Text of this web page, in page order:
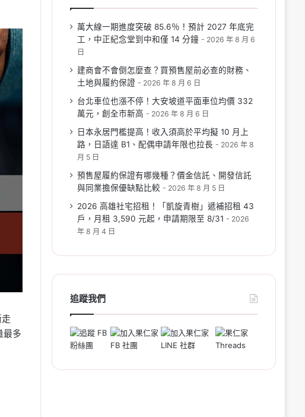
最多
萬大線一期進度突破 85.6％！預計 2027 年底完
工，中正紀念堂到中和僅 14 分鐘
2026 年 8 月 6
日
建商會不會倒怎麼查？買預售屋前必查的財務、
土地與履約保證
2026 年 8 月 6 日
台北車位也漲不停！大安坡道平面車位均價 332
萬元，創全市新高
2026 年 8 月 6 日
日本永居門檻提高！收入須高於平均擬 10 月上
路，日語達 B1、配偶申請年限也拉長
2026 年 8
月 5 日
預售屋履約保證有哪幾種？價金信託、開發信託
與同業擔保優缺點比較
2026 年 8 月 5 日
2026 高雄社宅招租！「凱旋青樹」遞補招租 43
戶，月租 3,590 元起，申請期限至 8/31
2026
年 8 月 4 日
追蹤我們